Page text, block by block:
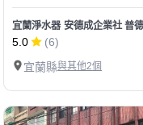
宜蘭淨水器 安德成企業社 普
5.0
(6)
宜蘭縣與其他2個